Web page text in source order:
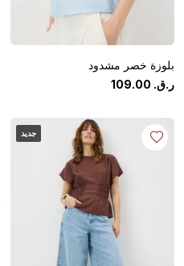
بلوزة خصر مشدود
ر.ق.
109.00
جديد